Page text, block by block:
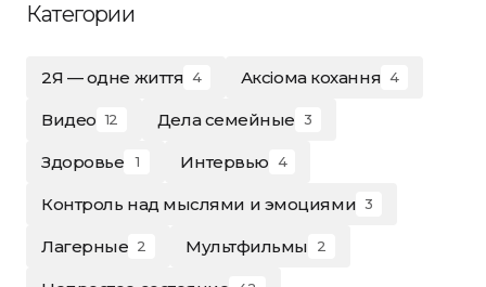
Категории
2Я — одне життя 4 Аксіома кохання 4
Видео 12 Дела семейные 3
Здоровье 1 Интервью 4
Контроль над мыслями и эмоциями 3
Лагерные 2 Мультфильмы 2